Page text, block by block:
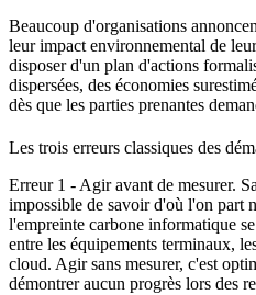
Beaucoup d'organisations
leur impact environnemental de
disposer d'un plan d'actions
dispersées, des économies
dès que les parties prenantes
Les trois erreurs classiques des
Erreur 1 - Agir avant de mesurer.
impossible de savoir d'où l'on part
l'empreinte carbone informatique
entre les équipements terminaux,
cloud. Agir sans mesurer, c'est
démontrer aucun progrès lors des